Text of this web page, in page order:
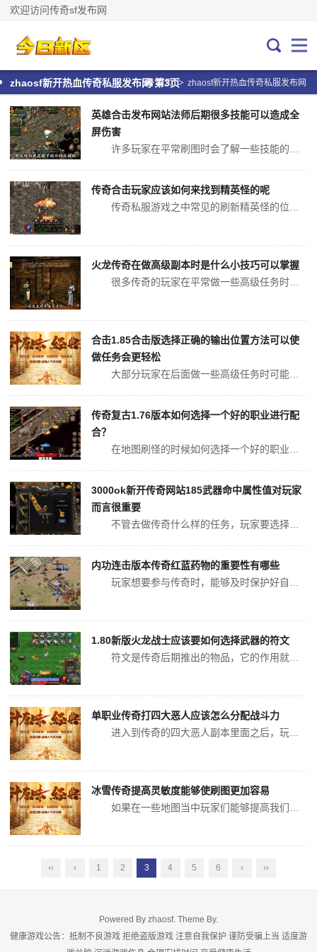
欢迎访问传奇sf发布网
首页 > zhaosf新开热血传奇私服发布网
zhaosf新开热血传奇私服发布网 第3页
英雄合击发布网站法师后期很多技能可以造成全
屏伤害
传奇合击玩家应该如何来找到精英怪的呢
火龙传奇在做高级副本时是什么小技巧可以掌握
合击1.85合击版选择正确的输出位置方法可以使
做任务会更轻松
传奇复古1.76版本如何选择一个好的职业进行配
合？
3000ok新开传奇网站185武器命中属性值对玩家
而言很重要
内功连击版本传奇红蓝药物的重要性有哪些
1.80新版火龙战士应该要如何选择武器的符文
单职业传奇打四大恶人应该怎么分配战斗力
冰雪传奇提高灵敏度能够使刷图更加容易
‹‹ ‹ 1 2 3 4 5 6 › ››
Powered By zhaosf. Theme By.
健康游戏公告：抵制不良游戏 拒绝盗版游戏 注意自我保护 谨防受骗上当 适度游